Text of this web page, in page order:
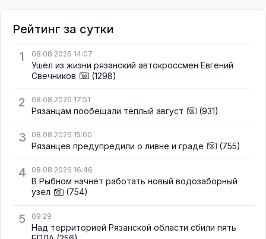
Рейтинг за сутки
1
08.08.2026 14:07
Ушёл из жизни рязанский автокроссмен Евгений
Свечников
(1298)
2 08.08.2026 17:51
Рязанцам пообещали тёплый август (931)
3 08.08.2026 15:00
Рязанцев предупредили о ливне и граде (755)
4 08.08.2026 16:46
В Рыбном начнёт работать новый водозаборный
узел
(754)
5 09:29
Над территорией Рязанской области сбили пять